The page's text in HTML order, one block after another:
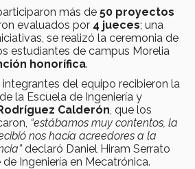
más de 50 proyectos
evaluados por 4 jueces; una
se realizó la ceremonia de
estudiantes de campus Morelia
honorífica.
del equipo recibieron la
la Escuela de Ingeniería y
Calderón , que los
“estábamos muy contentos, la
nos hacía acreedores a la
declaró Daniel Hiram Serrato
Ingeniería en Mecatrónica.